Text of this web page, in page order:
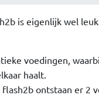
is eigenlijk wel
voedingen,
haalt.
ontstaan er 2